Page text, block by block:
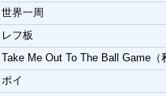
世界一周
レフ板
Take Me Out To The Ball Game（
ポイ